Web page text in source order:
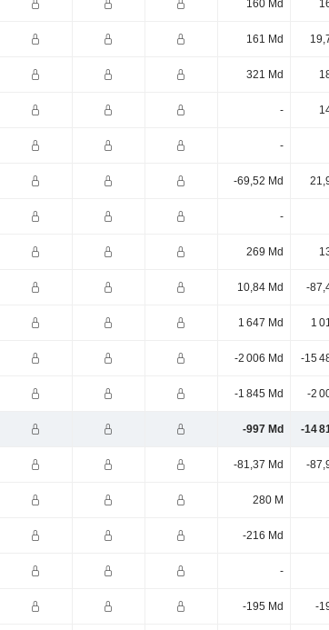
160 Md
161 Md
321 Md
-
-
-69,52 Md
-
269 Md
10,84 Md -
1 647 Md 1
-2 006 Md -15
-1 845 Md -2
-997 Md -14
-81,37 Md -
280 M
-216 Md
-
-195 Md -